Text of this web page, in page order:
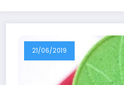
21/06/2019